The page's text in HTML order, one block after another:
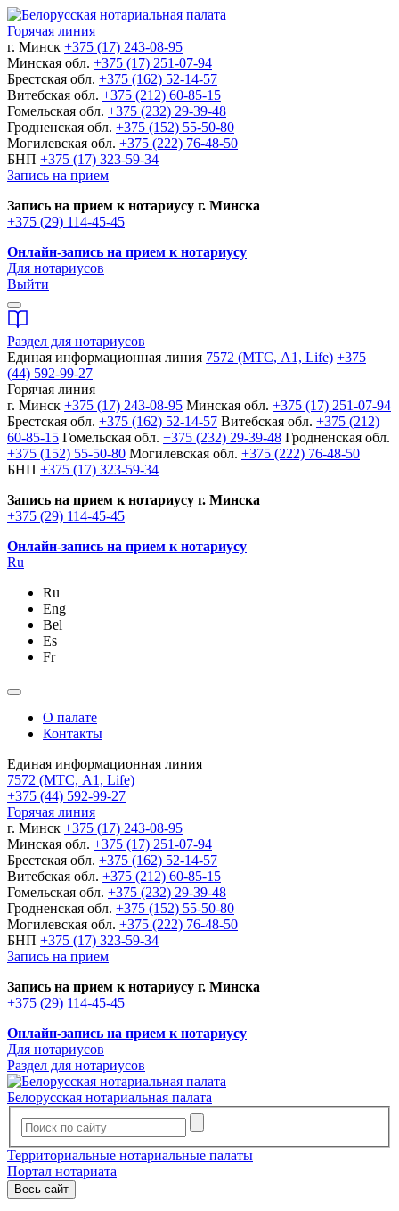
Горячая линия
г. Минск +375 (17) 243-08-95
Минская обл. +375 (17) 251-07-94
Брестская обл. +375 (162) 52-14-57
Витебская обл. +375 (212) 60-85-15
Гомельская обл. +375 (232) 29-39-48
Гродненская обл. +375 (152) 55-50-80
Могилевская обл. +375 (222) 76-48-50
БНП +375 (17) 323-59-34
Запись на прием
Запись на прием к нотариусу г. Минска
+375 (29) 114-45-45
Онлайн-запись на прием к нотариусу
Для нотариусов
Выйти
Раздел для нотариусов
Единая информационная линия 7572 (МТС, A1, Life) +375
(44) 592-99-27
Горячая линия
г. Минск +375 (17) 243-08-95 Минская обл. +375 (17) 251-07-94
Брестская обл. +375 (162) 52-14-57 Витебская обл. +375 (212)
60-85-15 Гомельская обл. +375 (232) 29-39-48 Гродненская обл.
+375 (152) 55-50-80 Могилевская обл. +375 (222) 76-48-50
БНП +375 (17) 323-59-34
Запись на прием к нотариусу г. Минска
+375 (29) 114-45-45
Онлайн-запись на прием к нотариусу
Ru
Ru
Eng
Bel
Es
Fr
О палате
Контакты
Единая информационная линия
7572 (МТС, A1, Life)
+375 (44) 592-99-27
Горячая линия
г. Минск +375 (17) 243-08-95
Минская обл. +375 (17) 251-07-94
Брестская обл. +375 (162) 52-14-57
Витебская обл. +375 (212) 60-85-15
Гомельская обл. +375 (232) 29-39-48
Гродненская обл. +375 (152) 55-50-80
Могилевская обл. +375 (222) 76-48-50
БНП +375 (17) 323-59-34
Запись на прием
Запись на прием к нотариусу г. Минска
+375 (29) 114-45-45
Онлайн-запись на прием к нотариусу
Для нотариусов
Раздел для нотариусов
Белорусская нотариальная палата
Территориальные нотариальные палаты
Портал нотариата
Весь сайт